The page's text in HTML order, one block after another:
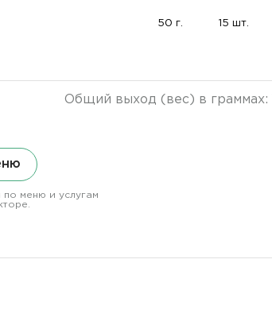
50 г. 15 шт.
Общий выход (вес) в граммах:
меню и услугам